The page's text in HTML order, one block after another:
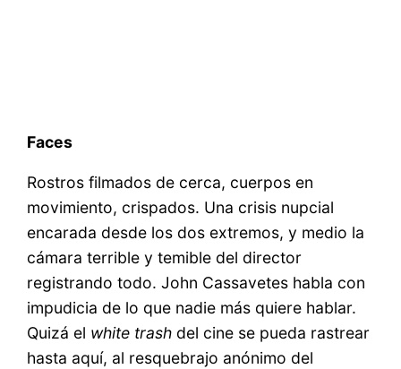
Faces
Rostros filmados de cerca, cuerpos en
movimiento, crispados. Una crisis nupcial
encarada desde los dos extremos, y medio la
cámara terrible y temible del director
registrando todo. John Cassavetes habla con
impudicia de lo que nadie más quiere hablar.
Quizá el white trash del cine se pueda rastrear
hasta aquí, al resquebrajo anónimo del